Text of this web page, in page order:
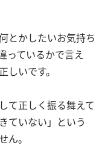
とかしたいお気持ち
っているかで言え
いです。
て正しく振る舞えて
ていない」という
ん。